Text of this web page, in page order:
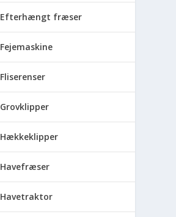
Efterhængt fræser
Fejemaskine
Fliserenser
Grovklipper
Hækkeklipper
Havefræser
Havetraktor